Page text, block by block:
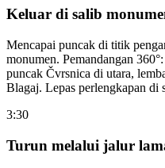
Keluar di salib
Mencapai puncak di titik
monumen. Pemandangan
puncak Čvrsnica di utara,
Blagaj. Lepas perlengkapan
3:30
Turun melalui jalur